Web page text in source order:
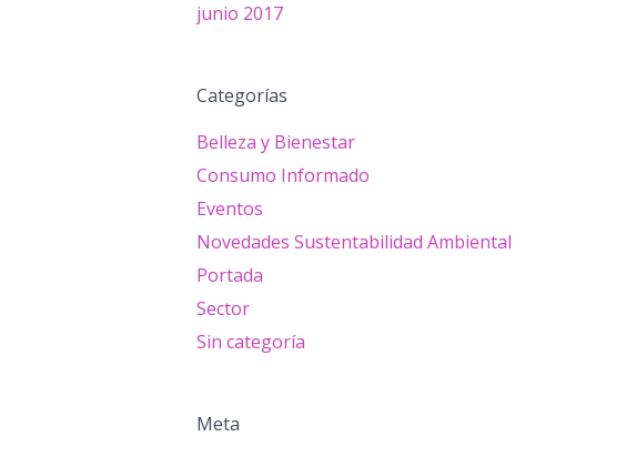
junio 2017
Categorías
Belleza y Bienestar
Consumo Informado
Eventos
Novedades Sustentabilidad Ambiental
Portada
Sector
Sin categoría
Meta